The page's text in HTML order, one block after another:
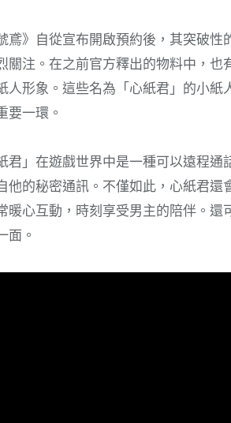
鳶》自從宣布開啟預約後，其突破
關注。在之前官方釋出的物料中，
人形象。這些名為「心紙君」的小
要一環。
紙君」在遊戲世界中是一種可以遠程
他的秘密通訊。不僅如此，心紙君
暖心互動，時刻享受男主的陪伴。
面。